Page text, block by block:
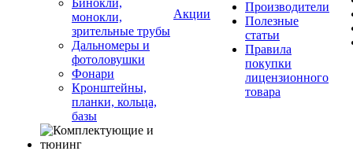
Бинокли,
монокли,
зрительные трубы
Дальномеры и
фотоловушки
Фонари
Кронштейны,
планки, кольца,
базы
Акции
Производители
Полезные
статьи
Правила
покупки
лицензионного
товара